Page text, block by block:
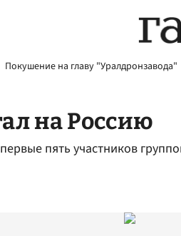
Покушение на главу "Уралдронзавода"
на Россию
пять участников